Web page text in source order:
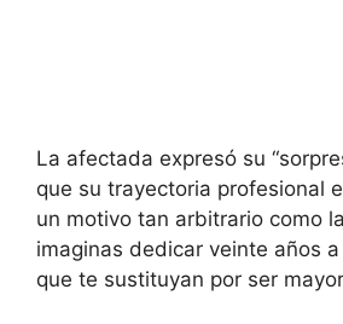
La afectada expresó su
que su trayectoria profesional
un motivo tan arbitrario como
imaginas dedicar veinte años
que te sustituyan por ser